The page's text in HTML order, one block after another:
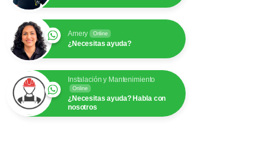
Amery Online
¿Necesitas ayuda?
Instalación y Mantenimiento
Online
¿Necesitas ayuda? Habla con
nosotros